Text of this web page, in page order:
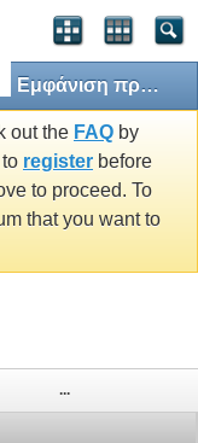
Εμφάνιση προφίλ: panthiras1
out the FAQ by
register before
to proceed. To
that you want to
...